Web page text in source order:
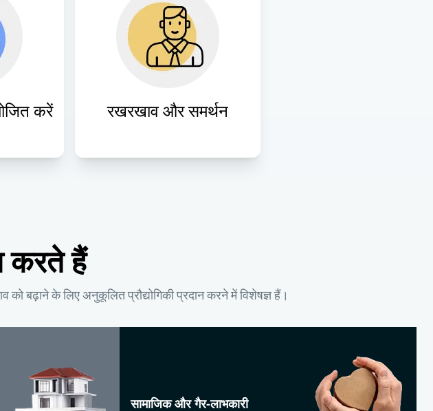
करें
के
किए गए
से
रखरखाव और समर्थन
मोबाइल ऐप्स के निरंतर प्रदर्शन,
सुरक्षा और उपयोगकर्ता जुड़ाव को
सुनिश्चित करने के लिए निरंतर
रखरखाव और समर्थन सेवाएँ
करते हैं
को बढ़ाने के लिए अनुकूलित प्रौद्योगिकी प्रदान करने में विशेषज्ञ हैं।
सामाजिक और गैर-लाभकारी